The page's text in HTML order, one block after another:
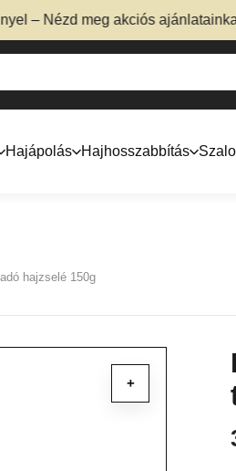
Nézd meg akciós
Hajápolás Hajhosszabbítás
hajzselé 150g
+